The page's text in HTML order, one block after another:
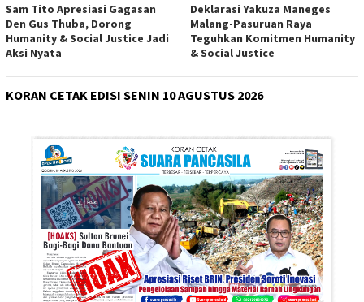
Sam Tito Apresiasi Gagasan
Den Gus Thuba, Dorong
Humanity & Social Justice Jadi
Aksi Nyata
Deklarasi Yakuza Maneges
Malang-Pasuruan Raya
Teguhkan Komitmen Humanity
& Social Justice
KORAN CETAK EDISI SENIN 10 AGUSTUS 2026